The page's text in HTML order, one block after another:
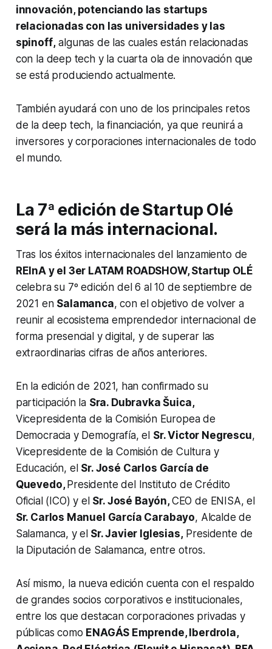
innovación, potenciando las startups
relacionadas con las universidades y las
spinoff,algunas de las cuales están relacionadas
con la deep tech y la cuarta ola de innovación que
se está produciendo actualmente.
También ayudará con uno de los principales retos
de la deep tech, la financiación, ya que reunirá a
inversores y corporaciones internacionales de todo
el mundo.
La 7ª edición de Startup Olé
será la más internacional.
Tras los éxitos internacionales del lanzamiento de
REInA y el 3er LATAM ROADSHOW, Startup OLÉ
celebra su 7º edición del 6 al 10 de septiembre de
2021 en Salamanca, con el objetivo de volver a
reunir al ecosistema emprendedor internacional de
forma presencial y digital, y de superar las
extraordinarias cifras de años anteriores.
En la edición de 2021, han confirmado su
participación la Sra. Dubravka Šuica,
Vicepresidenta de la Comisión Europea de
Democracia y Demografía, el Sr. Victor Negrescu,
Vicepresidente de la Comisión de Cultura y
Educación, el Sr. José Carlos García de
Quevedo,Presidente del Instituto de Crédito
Oficial (ICO) y el Sr. José Bayón,CEO de ENISA, el
Sr. Carlos Manuel García Carabayo, Alcalde de
Salamanca, y el Sr. Javier Iglesias,Presidente de
la Diputación de Salamanca, entre otros.
Así mismo, la nueva edición cuenta con el respaldo
de grandes socios corporativos e institucionales,
entre los que destacan corporaciones privadas y
públicas como ENAGÁS Emprende, Iberdrola,